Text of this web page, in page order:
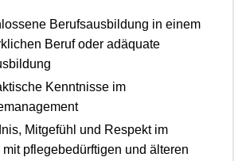
Berufsausbildung in einem
Beruf oder adäquate
Kenntnisse im
Mitgefühl und Respekt im
mit pflegebedürftigen und älteren